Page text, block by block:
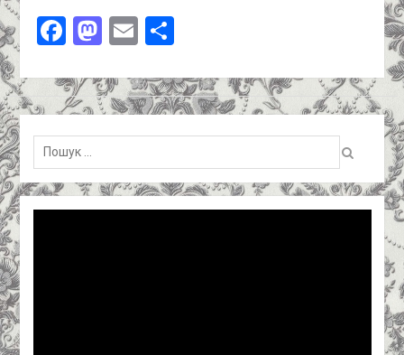
Facebook
Mastodon
EmailПоділитися
Пошук: